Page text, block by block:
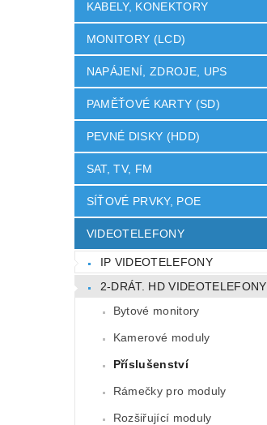
KABELY, KONEKTORY
MONITORY (LCD)
NAPÁJENÍ, ZDROJE, UPS
PAMĚŤOVÉ KARTY (SD)
PEVNÉ DISKY (HDD)
SAT, TV, FM
SÍŤOVÉ PRVKY, POE
VIDEOTELEFONY
IP VIDEOTELEFONY
2-DRÁT. HD VIDEOTELEFONY
Bytové monitory
Kamerové moduly
Příslušenství
Rámečky pro moduly
Rozšiřující moduly